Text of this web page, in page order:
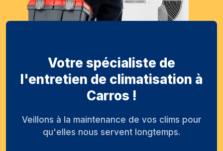
Votre spécialiste de
l'entretien de climatisation à
Carros !
Veillons à la maintenance de vos clims pour
qu'elles nous servent longtemps.